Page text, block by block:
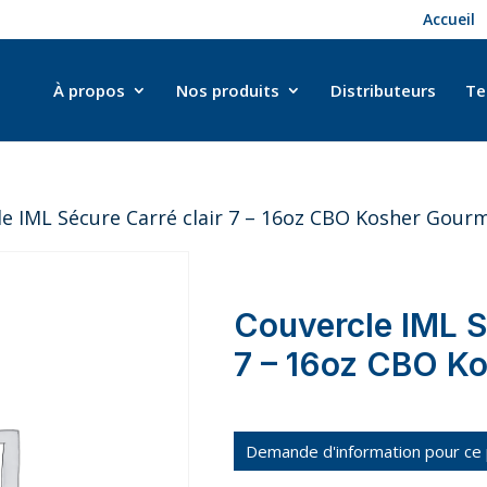
Accueil
À propos Nos produits Distributeurs
IML Sécure Carré clair 7 – 16oz CBO Kosher
Couvercle IML
7 – 16oz CBO
Demande d'information pour